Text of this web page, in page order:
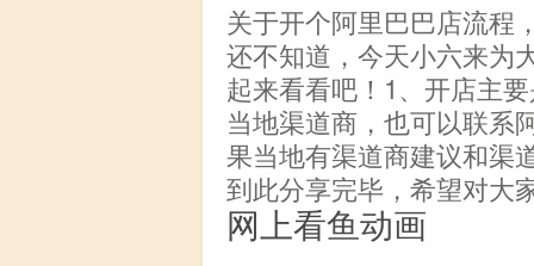
关于开个阿里巴巴店流程
还不知道，今天小六来为
起来看看吧！1、开店主
当地渠道商，也可以联系
果当地有渠道商建议和渠
到此分享完毕，希望对大
网上看鱼动画